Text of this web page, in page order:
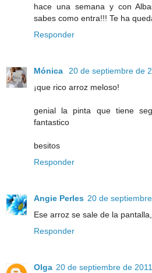
hace una semana y con
sabes como entra!!! Te ha
Responder
Mónica
20 de septiembre de
¡que rico arroz meloso!
genial la pinta que tiene
fantastico
besitos
Responder
Angie Perles 20 de
Ese arroz se sale de la
Responder
Olga 20 de septiembre de